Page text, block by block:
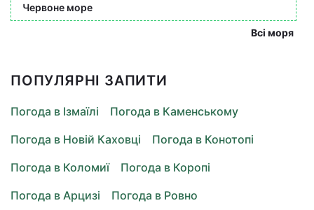
Червоне море
Всі моря
ПОПУЛЯРНІ ЗАПИТИ
Погода в Ізмаїлі
Погода в Каменському
Погода в Новій Каховці
Погода в Конотопі
Погода в Коломиї
Погода в Коропі
Погода в Арцизі
Погода в Ровно